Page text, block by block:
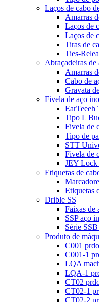
Laços de cabo
Amarras
Laços de
Laços de
Tiras de
Ties-
Abraçadeiras
Amarras
Cabo de
Gravata
Fivela de aço
EarTeeeh
Tipo L
Fivela de
Tipo de
STT
Fivela de
JEY Lock
Etiquetas de
Etiquetas
Drible SS
Faixas de
SSP aço
Série
Produto de
C001
C001-1
LQA
LQA-1
CT02
CT02-1
CT02-2